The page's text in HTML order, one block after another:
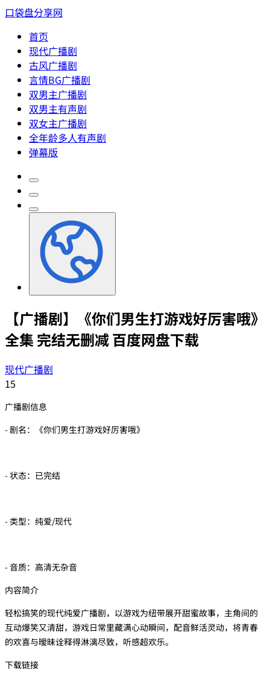
口袋盘分享网
首页
现代广播剧
古风广播剧
言情BG广播剧
双男主广播剧
双男主有声剧
双女主广播剧
全年龄多人有声剧
弹幕版
【广播剧】《你们男生打游戏好厉害哦》
全集 完结无删减 百度网盘下载
现代广播剧
15
广播剧信息
- 剧名：《你们男生打游戏好厉害哦》
- 状态：已完结
- 类型：纯爱/现代
- 音质：高清无杂音
内容简介
轻松搞笑的现代纯爱广播剧，以游戏为纽带展开甜蜜故事，主角间的
互动爆笑又清甜，游戏日常里藏满心动瞬间，配音鲜活灵动，将青春
的欢喜与暧昧诠释得淋漓尽致，听感超欢乐。
下载链接